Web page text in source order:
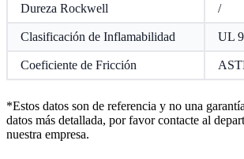
Dureza Rockwell /
Clasificación de Inflamabilidad UL
Coeficiente de Fricción
*Estos datos son de referencia y no una
datos más detallada, por favor contacte al
nuestra empresa.